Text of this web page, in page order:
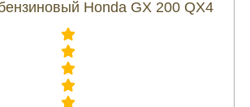
Honda GX 200 QX4